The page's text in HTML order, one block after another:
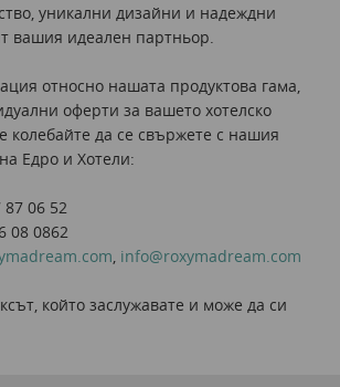
уникални дизайни и надеждни
вашия идеален партньор.
относно нашата продуктова гама,
оферти за вашето хотелско
колебайте да се свържете с нашия
Едро и Хотели:
87 06 52
08 0862
, info@roxymadream.com
който заслужавате и може да си